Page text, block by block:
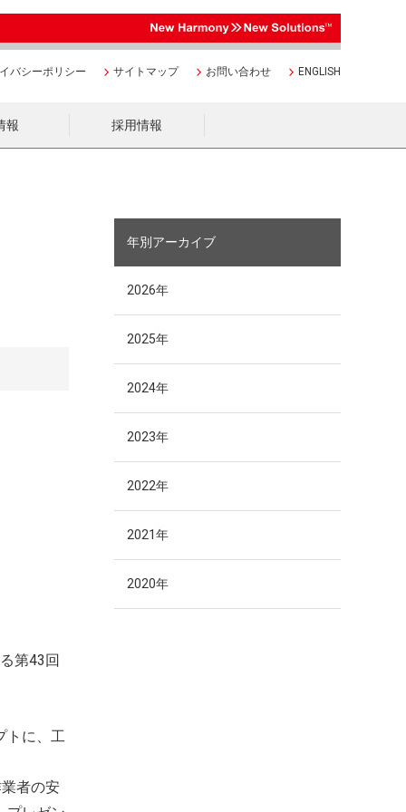
バシーポリシー サイトマップ お問い合わせ ENGLISH
報 採用情報
第43回
トに、工
者の安
年別アーカイブ
2026年
2025年
2024年
2023年
2022年
2021年
2020年